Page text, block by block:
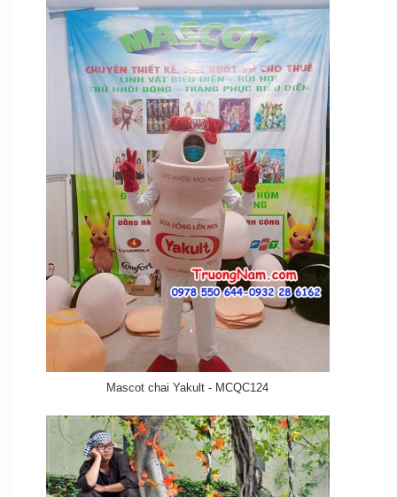
Mascot chai Yakult - MCQC124